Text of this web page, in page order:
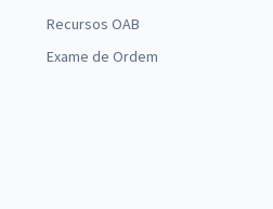
Recursos OAB
Exame de Ordem